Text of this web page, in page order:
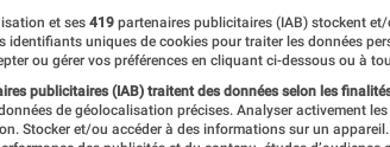
des tests de produits, réalisés par
et ses 419 partenaires publicitaires (IAB) stockent
identifiants uniques de cookies pour traiter les données
ou gérer vos préférences en cliquant ci-dessous ou à
publicitaires (IAB) traitent des données selon les
de géolocalisation précises. Analyser activement
Stocker et/ou accéder à des informations sur un